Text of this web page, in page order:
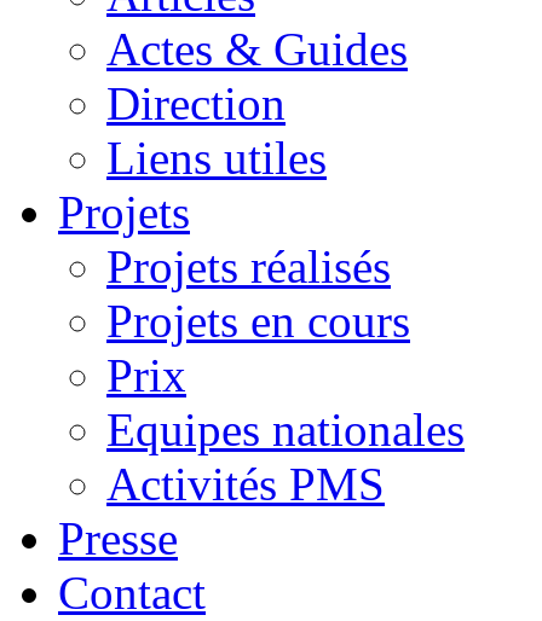
Actes & Guides
Direction
Liens utiles
Projets
Projets réalisés
Projets en cours
Prix
Equipes nationales
Activités PMS
Presse
Contact